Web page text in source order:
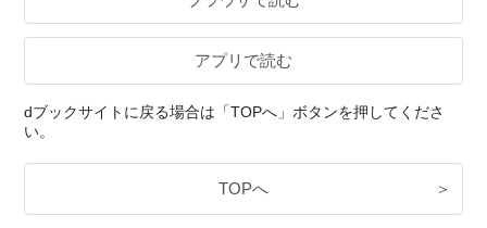
アプリで読む
dブックサイトに戻る場合は「TOPへ」ボタンを押してくださ
い。
TOPへ ＞